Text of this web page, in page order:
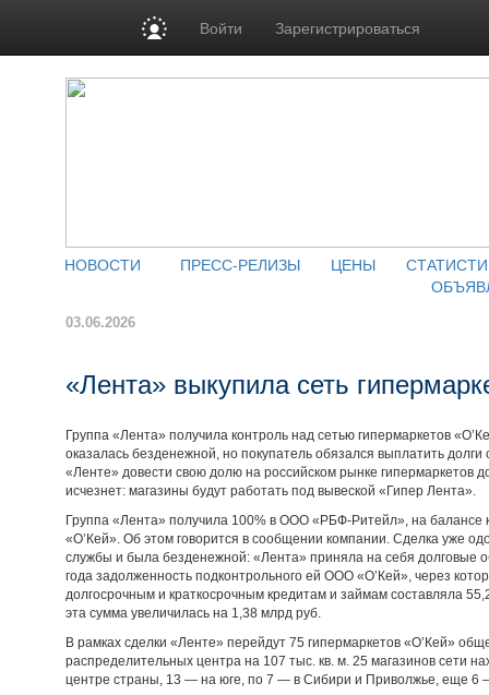
Войти Зарегистрироваться
НОВОСТИ ПРЕСС-РЕЛИЗЫ ЦЕНЫ
03.06.2026
«Лента» выкупила сеть
Группа «Лента» получила контроль над сетью гипермаркетов
оказалась безденежной, но покупатель обязался выплатить
«Ленте» довести свою долю на российском рынке гипермаркетов
исчезнет: магазины будут работать под вывеской «Гипер Лента».
Группа «Лента» получила 100% в ООО «РБФ-Ритейл», на балансе
«О’Кей». Об этом говорится в сообщении компании. Сделка уже
службы и была безденежной: «Лента» приняла на себя долговые
года задолженность подконтрольного ей ООО «О’Кей», через
долгосрочным и краткосрочным кредитам и займам составляла
эта сумма увеличилась на 1,38 млрд руб.
В рамках сделки «Ленте» перейдут 75 гипермаркетов «О’Кей»
распределительных центра на 107 тыс. кв. м. 25 магазинов сети
центре страны, 13 — на юге, по 7 — в Сибири и Приволжье, еще 6